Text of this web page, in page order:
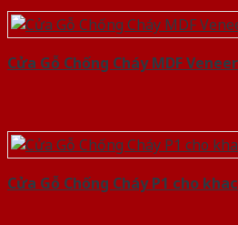
Cửa Gỗ Chống Cháy MDF
Cửa Gỗ Chống Cháy P1 cho